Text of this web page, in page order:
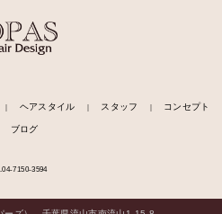
ヘアスタイル スタッフ コンセプト
ブログ
7150-3594